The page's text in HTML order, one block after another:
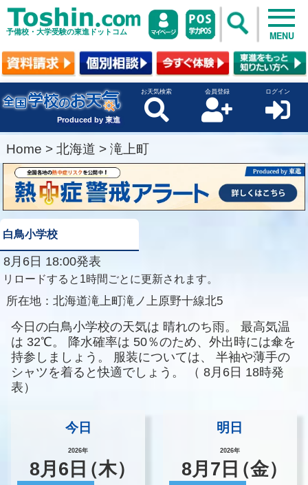
予備校・大学受験の東進ドットコム MENU
Produced by 東進
お天気検索 会員登録 ログイン
Home > 北海道 > 滝上町
白鳥小学校
8月6日 18:00発表
リロードすると1時間ごとに更新されます。
所在地： 北海道滝上町滝ノ上原野十線北5
今日の白鳥小学校の天気は 晴れのち雨。
最高気温
は 32℃。 降水確率は 50％のため、外出時には傘を
持参しましょう。
服装については、
半袖や薄手の
シャツを着ると快適でしょう。
（ 8月6日 18時発
表）
今日
2026年
8月 6 日（木）
明日
2026年
8月 7 日（金）